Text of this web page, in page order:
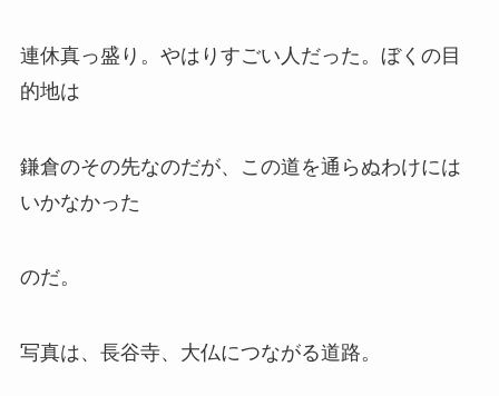
連休真っ盛り。やはりすごい人だった。ぼくの目
的地は
鎌倉のその先なのだが、この道を通らぬわけには
いかなかった
のだ。
写真は、長谷寺、大仏につながる道路。